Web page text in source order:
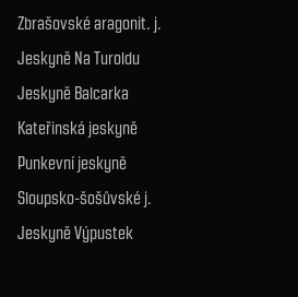
Zbrašovské aragonit. j.
Jeskyně Na Turoldu
Jeskyně Balcarka
Kateřinská jeskyně
Punkevní jeskyně
Sloupsko-šošůvské j.
Jeskyně Výpustek